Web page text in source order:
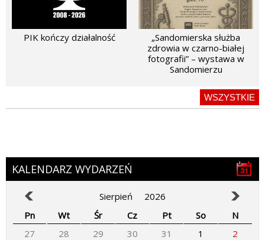
PIK kończy działalność
„Sandomierska służba
zdrowia w czarno-białej
fotografii” – wystawa w
Sandomierzu
WSZYSTKIE
KALENDARZ WYDARZEŃ
Sierpień
2026
Pn
Wt Śr Cz Pt So
N
27
28 29 30 31 1
2